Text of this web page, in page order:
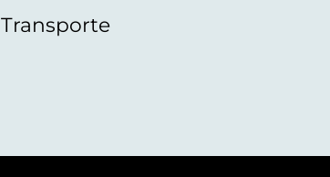
Transporte